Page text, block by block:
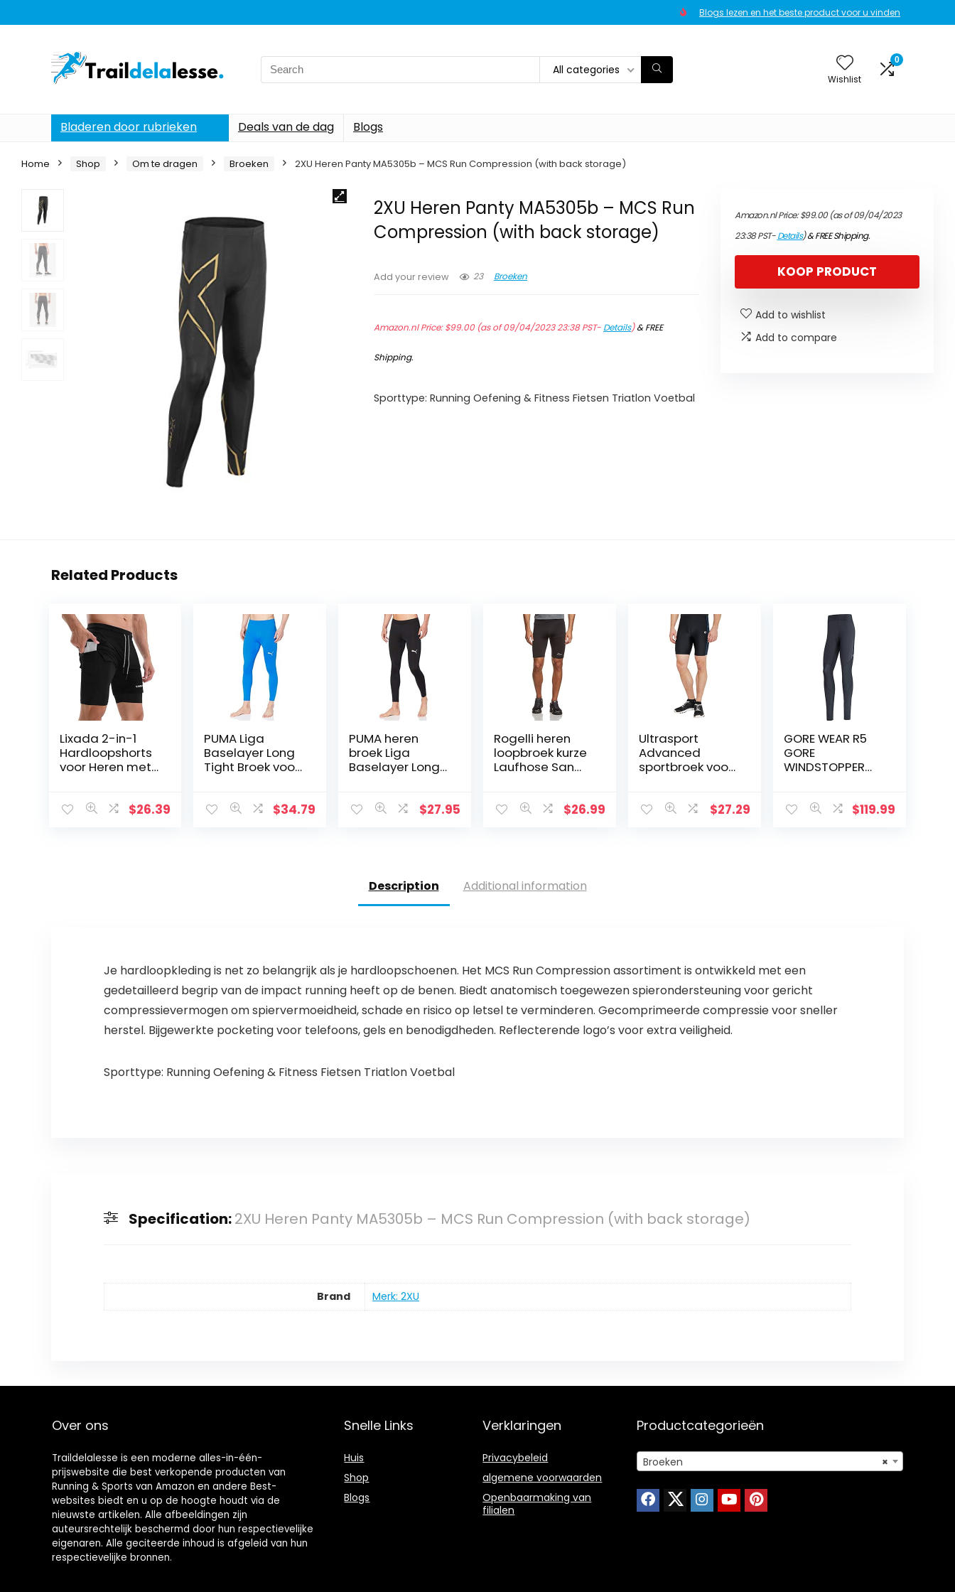
Blogs lezen en het beste product voor u vinden
Search
for:
All categories
Wishlist
0
Bladeren door rubrieken Deals van de dag Blogs
Home Shop Om te dragen Broeken 2XU Heren Panty MA5305b – MCS Run Compression (with back storage)
2XU Heren Panty MA5305b – MCS Run
Compression (with back storage)
Add your review 23 Broeken
Amazon.nl Price:$99.00(as of 09/04/2023 23:38 PST- Details)&FREE
Shipping.
Sporttype: Running Oefening & Fitness Fietsen Triatlon Voetbal
Amazon.nl Price:$99.00(as of 09/04/2023
23:38 PST-Details)&FREE Shipping.
KOOP PRODUCT
Add to wishlist
Add to compare
Related Products
Lixada 2-in-1
Hardloopshorts
voor Heren met
ing, met
$26.39
PUMA Liga
Baselayer Long
Tight Broek voor
$34.79
PUMA heren
broek Liga
Baselayer Long
$27.95
Rogelli heren
loopbroek kurze
Laufhose San
$26.99
Ultrasport
Advanced
sportbroek voor
fitnessbroek$27.29
GORE WEAR R5
GORE
WINDSTOPPER
$119.99
Description Additional information
Je hardloopkleding is net zo belangrijk als je hardloopschoenen. Het MCS Run Compression assortiment is ontwikkeld met een
gedetailleerd begrip van de impact running heeft op de benen. Biedt anatomisch toegewezen spierondersteuning voor gericht
compressievermogen om spiervermoeidheid, schade en risico op letsel te verminderen. Gecomprimeerde compressie voor sneller
herstel. Bijgewerkte pocketing voor telefoons, gels en benodigdheden. Reflecterende logo’s voor extra veiligheid.
Sporttype: Running Oefening & Fitness Fietsen Triatlon Voetbal
Specification:2XU Heren Panty MA5305b – MCS Run Compression (with back storage)
Brand Merk: 2XU
Over ons
Traildelalesse is een moderne alles-in-één-
prijswebsite die best verkopende producten van
Running & Sports van Amazon en andere Best-
websites biedt en u op de hoogte houdt via de
nieuwste artikelen. Alle afbeeldingen zijn
auteursrechtelijk beschermd door hun respectievelijke
eigenaren. Alle geciteerde inhoud is afgeleid van hun
respectievelijke bronnen.
Snelle Links
Huis
Shop
Blogs
Verklaringen
Privacybeleid
algemene voorwaarden
Openbaarmaking van
filialen
Productcategorieën
×
Broeken